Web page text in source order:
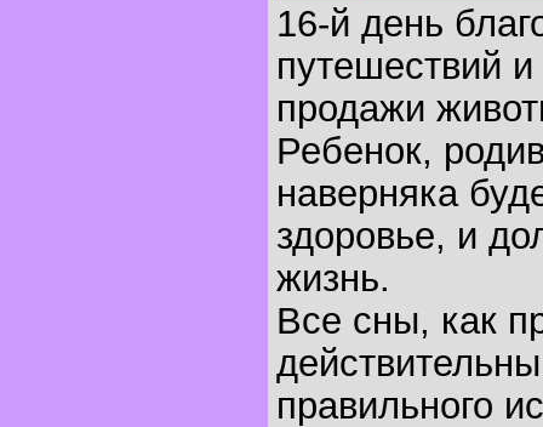
16-й день
путешествий
продажи
Ребенок,
наверняка
здоровье, и
жизнь.
Все сны, как
правильного